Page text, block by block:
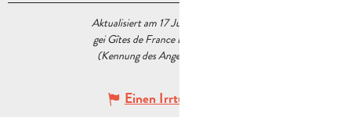
Aktualisiert am 17 Juli 2026 Um 15:44
gei Gîtes de France Bouches du Rhône
(Kennung des Angebots :
Einen Irrtum angeben